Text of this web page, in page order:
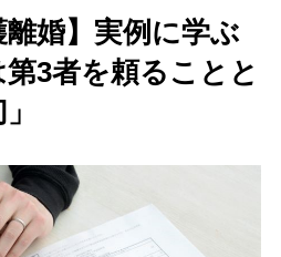
婚】実例に学ぶ
3者を頼ることと